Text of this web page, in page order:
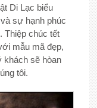
Di Lạc biểu
sự hạnh phúc
Thiệp chúc tết
mẫu mã đẹp,
khách sẽ hòan
tôi.